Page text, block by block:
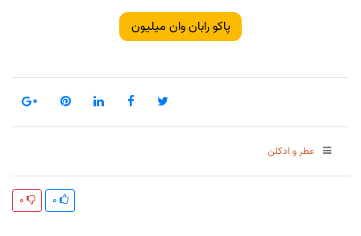
پاکو رابان وان میلیون
عطر و ادکلن